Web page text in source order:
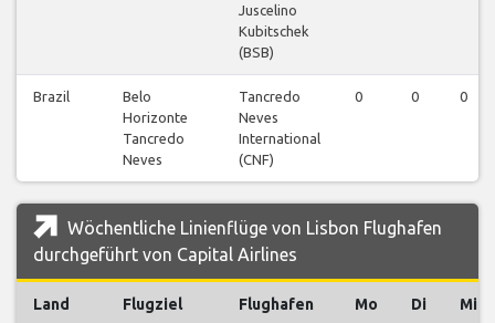
Juscelino
Kubitschek
(BSB)
Brazil
Belo
Horizonte
Tancredo
Neves
Tancredo
Neves
International
(CNF)
0 0 0
Wöchentliche Linienflüge von Lisbon Flughafen
durchgeführt von Capital Airlines
Land Flugziel Flughafen Mo Di Mi